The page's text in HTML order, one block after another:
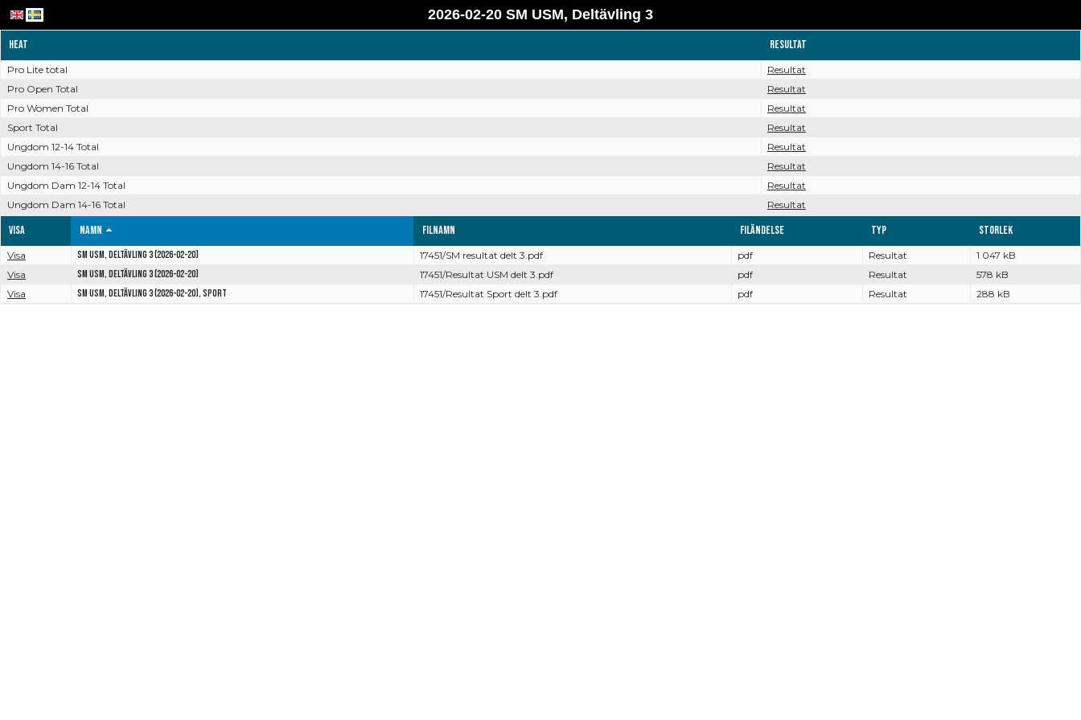
2026-02-20 SM USM, Deltävling 3
Heat Resultat
Pro Lite total
Resultat
Pro Open Total
Resultat
Pro Women Total
Resultat
Sport Total
Resultat
Ungdom 12-14 Total
Resultat
Ungdom 14-16 Total
Resultat
Ungdom Dam 12-14 Total
Resultat
Ungdom Dam 14-16 Total
Resultat
Visa Namn Filnamn Filändelse Typ Storlek
Visa SM USM, Deltävling 3 (2026-02-20) 17451/SM resultat delt 3.pdf pdf Resultat
1 047 kB
Visa
SM USM, Deltävling 3 (2026-02-20) 17451/Resultat USM delt 3.pdf pdf Resultat
578 kB
Visa
SM USM, Deltävling 3 (2026-02-20), Sport 17451/Resultat Sport delt 3.pdf pdf Resultat 288 kB